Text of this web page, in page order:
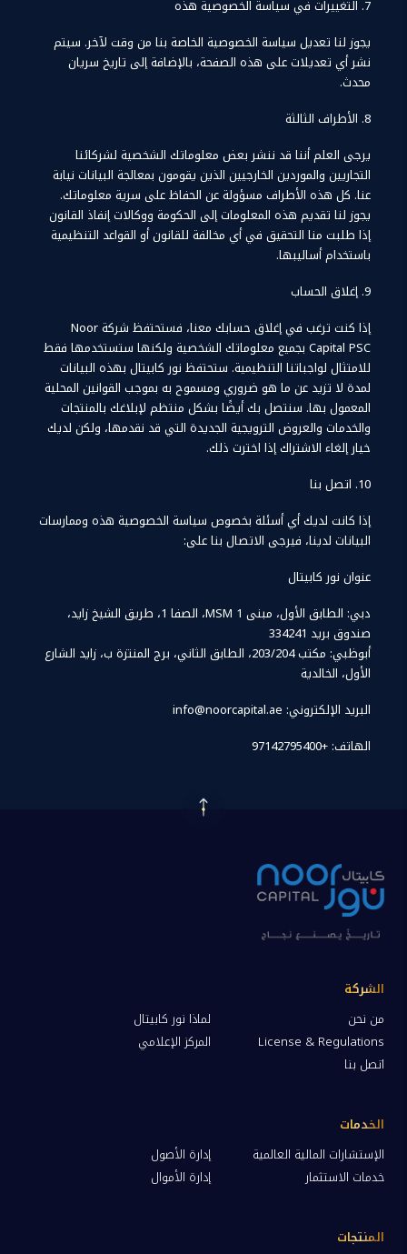
7. التغييرات في سياسة الخصوصية هذه
يجوز لنا تعديل سياسة الخصوصية الخاصة بنا من وقت لآخر. سيتم
نشر أي تعديلات على هذه الصفحة، بالإضافة إلى تاريخ سريان
محدث.
8. الأطراف الثالثة
يرجى العلم أننا قد ننشر بعض معلوماتك الشخصية لشركائنا
التجاريين والموردين الخارجيين الذين يقومون بمعالجة البيانات نيابة
عنا. كل هذه الأطراف مسؤولة عن الحفاظ على سرية معلوماتك.
يجوز لنا تقديم هذه المعلومات إلى الحكومة ووكالات إنفاذ القانون
إذا طلبت منا التحقيق في أي مخالفة للقانون أو القواعد التنظيمية
باستخدام أساليبها.
9. إغلاق الحساب
إذا كنت ترغب في إغلاق حسابك معنا، فستحتفظ شركة Noor
Capital PSC بجميع معلوماتك الشخصية ولكنها ستستخدمها فقط
للامتثال لواجباتنا التنظيمية. ستحتفظ نور كابيتال بهذه البيانات
لمدة لا تزيد عن ما هو ضروري ومسموح به بموجب القوانين المحلية
المعمول بها. سنتصل بك أيضًا بشكل منتظم لإبلاغك بالمنتجات
والخدمات والعروض الترويجية الجديدة التي قد نقدمها، ولكن لديك
خيار إلغاء الاشتراك إذا اخترت ذلك.
10. اتصل بنا
إذا كانت لديك أي أسئلة بخصوص سياسة الخصوصية هذه وممارسات
البيانات لدينا، فيرجى الاتصال بنا على:
عنوان نور كابيتال
دبي: الطابق الأول، مبنى MSM 1، الصفا 1، طريق الشيخ زايد،
صندوق بريد 334241
أبوظبي: مكتب 203/204، الطابق الثاني، برج المنتزة ب، زايد الشارع
الأول، الخالدية
البريد الإلكتروني: info@noorcapital.ae
الهاتف: +97142795400
الشركة
من نحن
لماذا نور كابيتال
License & Regulations
المركز الإعلامي
اتصل بنا
الخدمات
الإستشارات المالية العالمية
إدارة الأصول
خدمات الاستثمار
إدارة الأموال
المنتجات